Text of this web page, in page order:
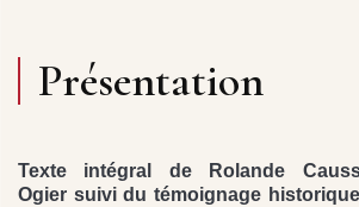
Présentation
Texte intégral de Rolande
Ogier suivi du témoignage